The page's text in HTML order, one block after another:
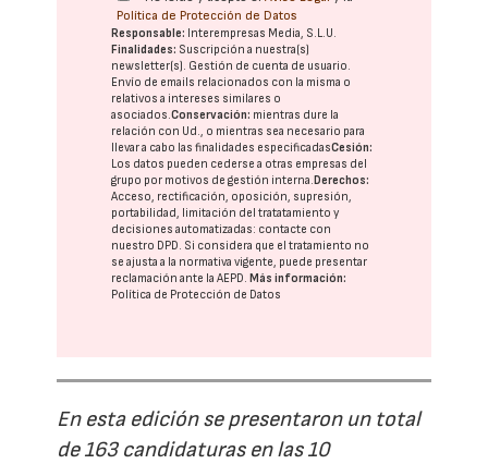
Política de Protección de Datos
Responsable: Interempresas Media, S.L.U.
Finalidades: Suscripción a nuestra(s)
newsletter(s). Gestión de cuenta de usuario.
Envío de emails relacionados con la misma o
relativos a intereses similares o
asociados.Conservación: mientras dure la
relación con Ud., o mientras sea necesario para
llevar a cabo las finalidades especificadasCesión:
Los datos pueden cederse a otras empresas del
grupo por motivos de gestión interna.Derechos:
Acceso, rectificación, oposición, supresión,
portabilidad, limitación del tratatamiento y
decisiones automatizadas: contacte con
nuestro DPD. Si considera que el tratamiento no
se ajusta a la normativa vigente, puede presentar
reclamación ante laAEPD.Más información:
Política de Protección de Datos
En esta edición se presentaron un total
de 163 candidaturas en las 10